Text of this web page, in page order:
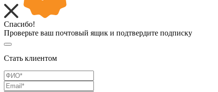
Спасибо!
Проверьте ваш почтовый ящик и подтвердите подписку
Стать клиентом